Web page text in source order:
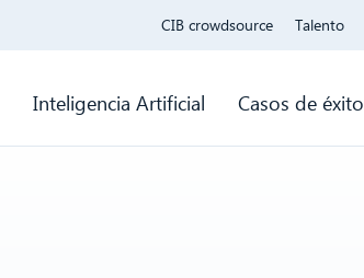
CIB crowdsource Talento
Inteligencia Artificial Casos de éxito